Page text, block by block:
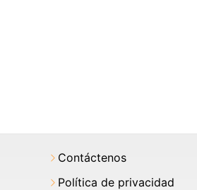
Contáctenos
Política de privacidad